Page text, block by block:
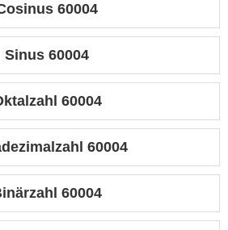
60004
Sinus 60004
60004
60004
60004